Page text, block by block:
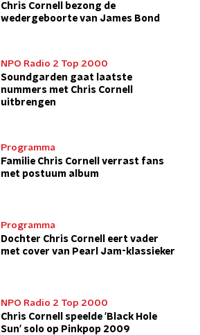
Chris Cornell bezong de
wedergeboorte van James Bond
NPO Radio 2 Top 2000
Soundgarden gaat laatste
nummers met Chris Cornell
uitbrengen
Programma
Familie Chris Cornell verrast fans
met postuum album
Programma
Dochter Chris Cornell eert vader
met cover van Pearl Jam-klassieker
NPO Radio 2 Top 2000
Chris Cornell speelde 'Black Hole
Sun' solo op Pinkpop 2009